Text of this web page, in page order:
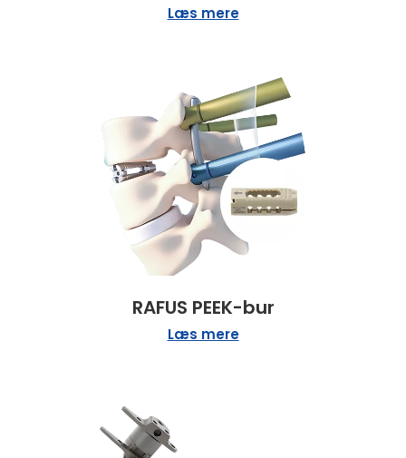
Læs mere
RAFUS PEEK-bur
Læs mere